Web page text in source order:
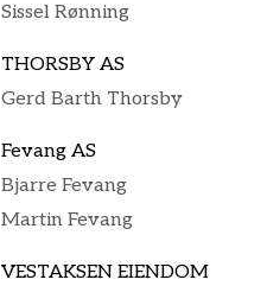
Sissel Rønning
THORSBY AS
Gerd Barth Thorsby
Fevang AS
Bjarre Fevang
Martin Fevang
VESTAKSEN EIENDOM